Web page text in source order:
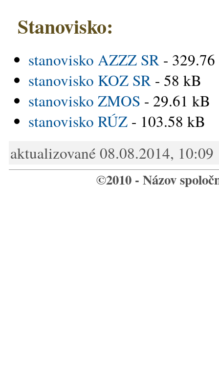
Stanovisko:
stanovisko AZZZ SR -
stanovisko KOZ SR - 58 kB
stanovisko ZMOS - 29.61 kB
stanovisko RÚZ - 103.58 kB
aktualizované 08.08.2014, 10:09
©2010 - Názov